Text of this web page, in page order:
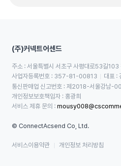
(주)커넥트어센드
주소 : 서울특별시 서초구 사평대로53길
사업자등록번호 : 357-81-00813
대표 :
통신판매업 신고번호 : 제2018-서울강남-
개인정보보호책임자 : 홍광희
서비스 제휴 문의 :
© ConnectAcsend Co, Ltd.
서비스이용약관 개인정보 처리방침